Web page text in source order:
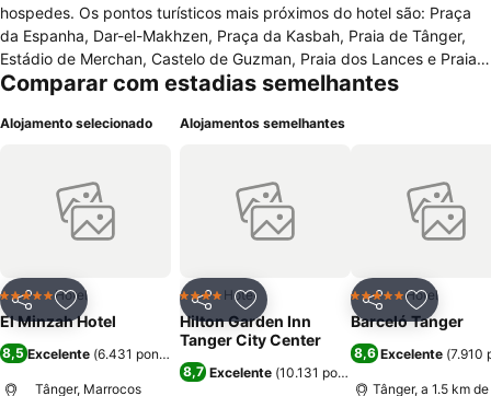
hospedes. Os pontos turísticos mais próximos do hotel são: Praça
da Espanha, Dar-el-Makhzen, Praça da Kasbah, Praia de Tânger,
Estádio de Merchan, Castelo de Guzman, Praia dos Lances e Praia
Valdevaqueros. O aeroporto mais próximo é o Tangier Ibn Batouta
lojas de presentes, piscina coberta e externa sazonal com bar,
buffet para eventos, serviço de quarto 24 horas, serviços de
lavanderia, suporte tecnológico, várias salas de conferência e muito
mais. Todos os quartos do hotel possuem chaves eletromagnéticas,
banho e secador de cabelo, cofre, cortinas blackout, janelas com
vista, mesa de escritório e outras comodidades
Comparar com estadias semelhantes
Alojamento selecionado
PartilharAdicionar aos favoritos
5 EstrelasHotel
El Minzah Hotel
8,5 Excelente (6.431 pontuações)
Tânger, Marrocos
Alojamentos semelhantes
PartilharAdicionar aos favoritos
4 EstrelasHotel
Hilton Garden Inn
Tanger City Center
8,7 Excelente (10.131 pontuações
Partilhar
5 EstrelasHotel
Barceló Tanger
8,6 Excelente (7.910
Tânger, a 1.5 km de